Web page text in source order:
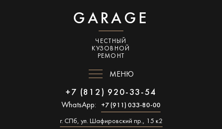
GARAGE
ЧЕСТНЫЙ
КУЗОВНОЙ
РЕМОНТ
МЕНЮ
+7 (812) 920-33-54
WhatsApp: +7 (911) 033-80-00
г. СПб, ул. Шафировский пр., 15 к2